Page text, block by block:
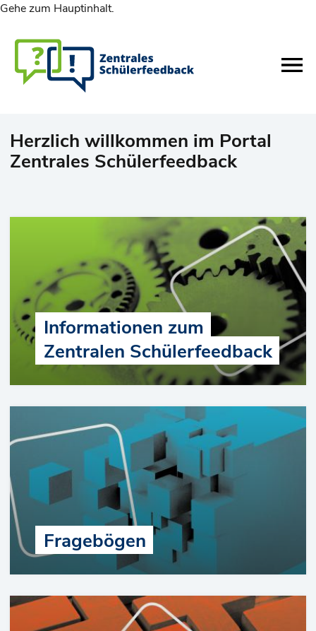
Gehe zum Hauptinhalt.
Herzlich willkommen im Portal
Zentrales Schülerfeedback
Informationen zum
Zentralen Schülerfeedback
Fragebögen